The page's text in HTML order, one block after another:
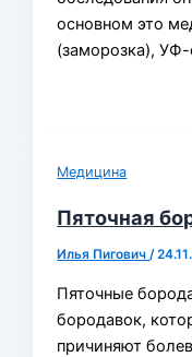
основном это
(заморозка),
Медицина
Пяточная
Илья Пигович/
Пяточные
бородавок,
причиняют